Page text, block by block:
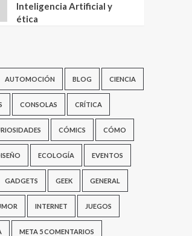
Inteligencia Artificial y
ética
AUTOMOCIÓN BLOG CIENCIA
CONSOLAS CRÍTICA
CÓMICS CÓMO
ECOLOGÍA EVENTOS
GADGETS GEEK GENERAL
INTERNET JUEGOS
META 5 COMENTARIOS